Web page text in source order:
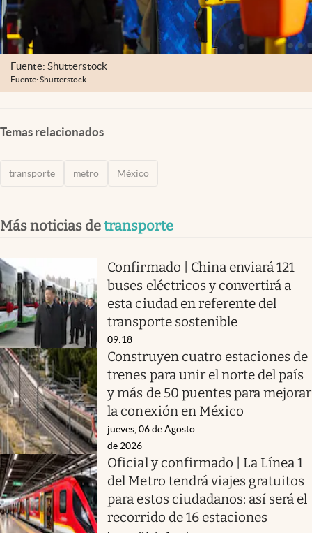
Fuente: Shutterstock
Fuente: Shutterstock
Temas relacionados
transporte metro México
Más noticias detransporte
Confirmado | China enviará 121
buses eléctricos y convertirá a
esta ciudad en referente del
transporte sostenible
09:18
Construyen cuatro estaciones de
trenes para unir el norte del país
y más de 50 puentes para mejorar
la conexión en México
jueves, 06 de Agosto
de 2026
Oficial y confirmado | La Línea 1
del Metro tendrá viajes gratuitos
para estos ciudadanos: así será el
recorrido de 16 estaciones